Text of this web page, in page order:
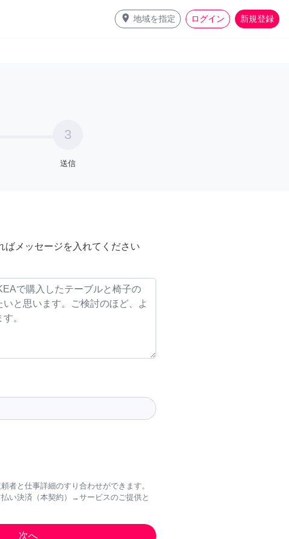
place 地域を指定 ログイン 新規登録
3
送信
ばメッセージを入れてください
者と仕事詳細のすり合わせができます。
い決済（本契約）→サービスのご提供と